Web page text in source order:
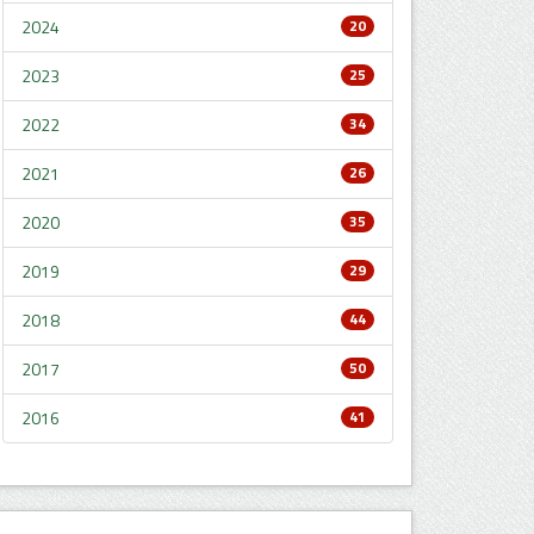
2024 20
2023 25
2022 34
2021 26
2020 35
2019 29
2018 44
2017 50
2016 41